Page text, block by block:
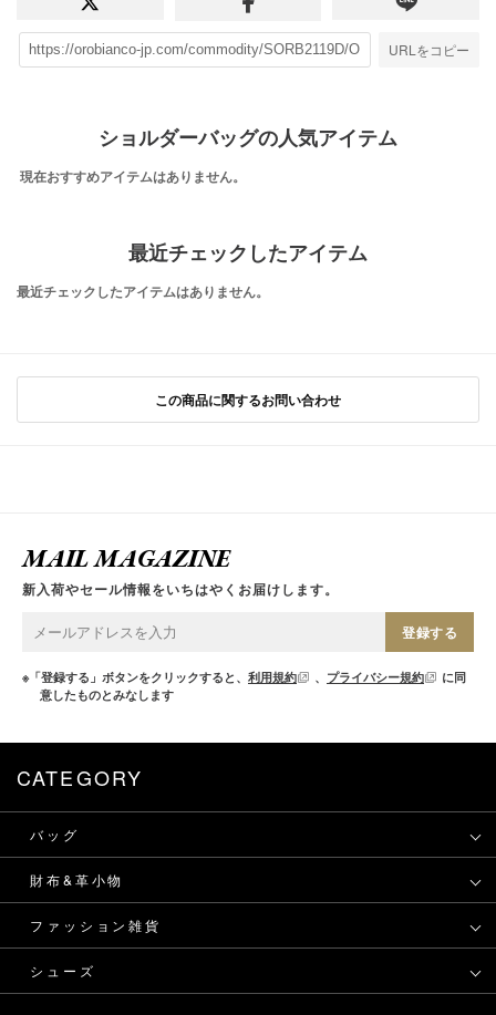
URLをコピー
ショルダーバッグの人気アイテム
現在おすすめアイテムはありません。
最近チェックしたアイテム
最近チェックしたアイテムはありません。
この商品に関するお問い合わせ
MAIL MAGAZINE
新入荷やセール情報をいちはやくお届けします。
登録する
※「登録する」ボタンをクリックすると、 利用規約 、 プライバシー規約
に同
意したものとみなします
CATEGORY
バッグ
財布&革小物
ファッション雑貨
シューズ